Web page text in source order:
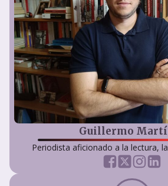
Guillermo
Periodista aficionado a la lectura,